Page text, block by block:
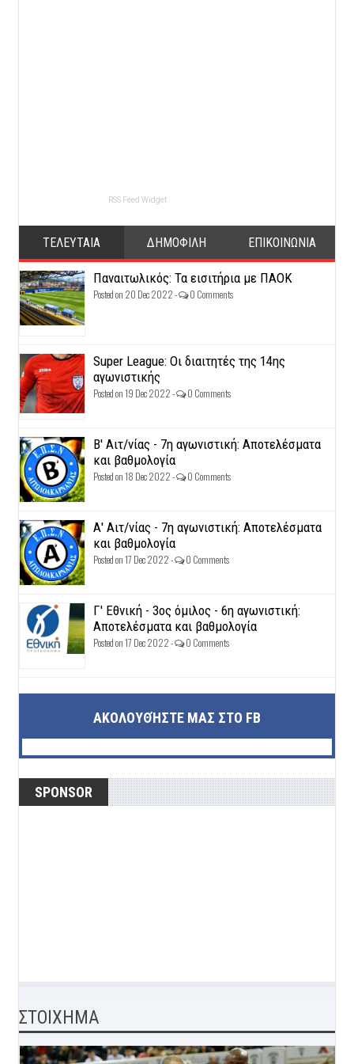
RSS Feed Widget
ΤΕΛΕΥΤΑΙΑ ΔΗΜΟΦΙΛΗ ΕΠΙΚΟΙΝΩΝΙΑ
Παναιτωλικός: Τα εισιτήρια με ΠΑΟΚ
Posted on 20 Dec 2022 - 0 Comments
Super League: Οι διαιτητές της 14ης
αγωνιστικής
Posted on 19 Dec 2022 - 0 Comments
Β' Αιτ/νίας - 7η αγωνιστική: Αποτελέσματα
και βαθμολογία
Posted on 18 Dec 2022 - 0 Comments
Α' Αιτ/νίας - 7η αγωνιστική: Αποτελέσματα
και βαθμολογία
Posted on 17 Dec 2022 - 0 Comments
Γ' Εθνική - 3ος όμιλος - 6η αγωνιστική:
Αποτελέσματα και βαθμολογία
Posted on 17 Dec 2022 - 0 Comments
ΑΚΟΛΟΥΘΉΣΤΕ ΜΑΣ ΣΤΟ FB
SPONSOR
ΣΤΟΙΧΗΜΑ